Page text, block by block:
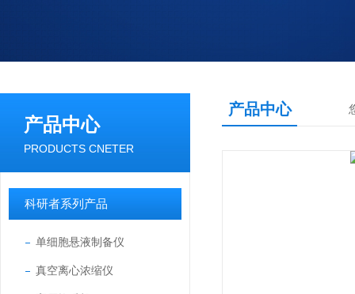
产品中心
PRODUCTS CNETER
科研者系列产品
单细胞悬液制备仪
真空离心浓缩仪
产品中心